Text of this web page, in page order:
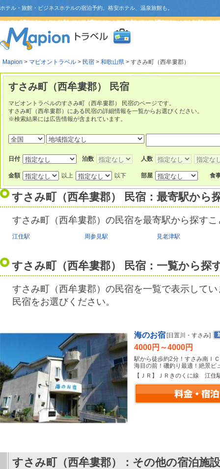
ホテル・旅館・ビジネスホテルの宿泊予約。格安ホテル、温泉旅館も。
Mapion > マピオントラベル > 民宿 > 和歌山県 > すさみ町（西牟婁郡）
すさみ町（西牟婁郡） 民宿
マピオントラベルのすさみ町（西牟婁郡） 民宿のページです。
すさみ町（西牟婁郡）にある民宿の詳細情報を一覧からお選びください。
※検索結果には広告情報が含まれています。
日付 泊数 人数
金額 以上 以下 部屋 食
すさみ町（西牟婁郡） 民宿：最寄駅から
すさみ町（西牟婁郡）の民宿を最寄駅から探す
江住駅 周参見駅 見老津駅
すさみ町（西牟婁郡） 民宿：一覧から探
すさみ町（西牟婁郡）の民宿を一覧で表示して
民宿をお選びください。
海のお宿 [日置川・すさみ]
4000円～4000円
駅から徒歩約2分！すさみ南Ｉ
海目の前！磯釣り最適！絶景ビ
【ＪＲ】ＪＲきのくに線 江
すさみ町（西牟婁郡）：その他の宿泊施設